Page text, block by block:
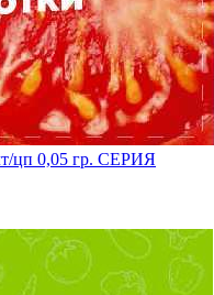
цп 0,05 гр. СЕРИЯ